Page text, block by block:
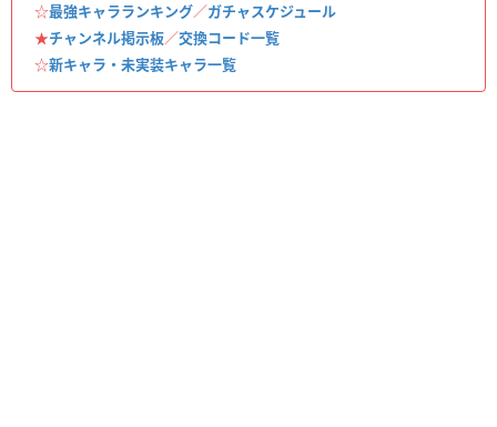
☆最強キャラランキング／ガチャスケジュール
★チャンネル掲示板／交換コード一覧
☆新キャラ・未実装キャラ一覧